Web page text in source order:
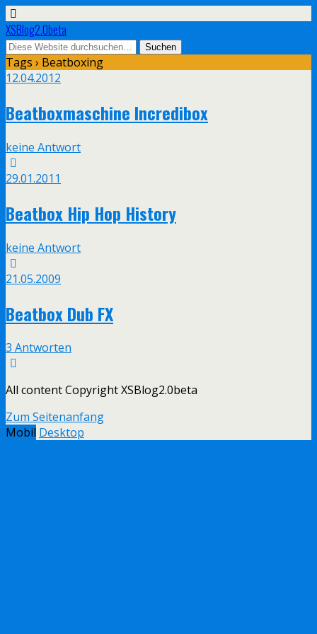
XSBlog2.0beta
Tags › Beatboxing
12.04.2012
Beatboxmaschine Incredibox
keine Antwort
29.01.2011
Beatbox Hip Hop History
keine Antwort
21.05.2009
Beatbox Dub FX
3 Antworten
All content Copyright XSBlog2.0beta
Zum Seitenanfang
Mobil Desktop